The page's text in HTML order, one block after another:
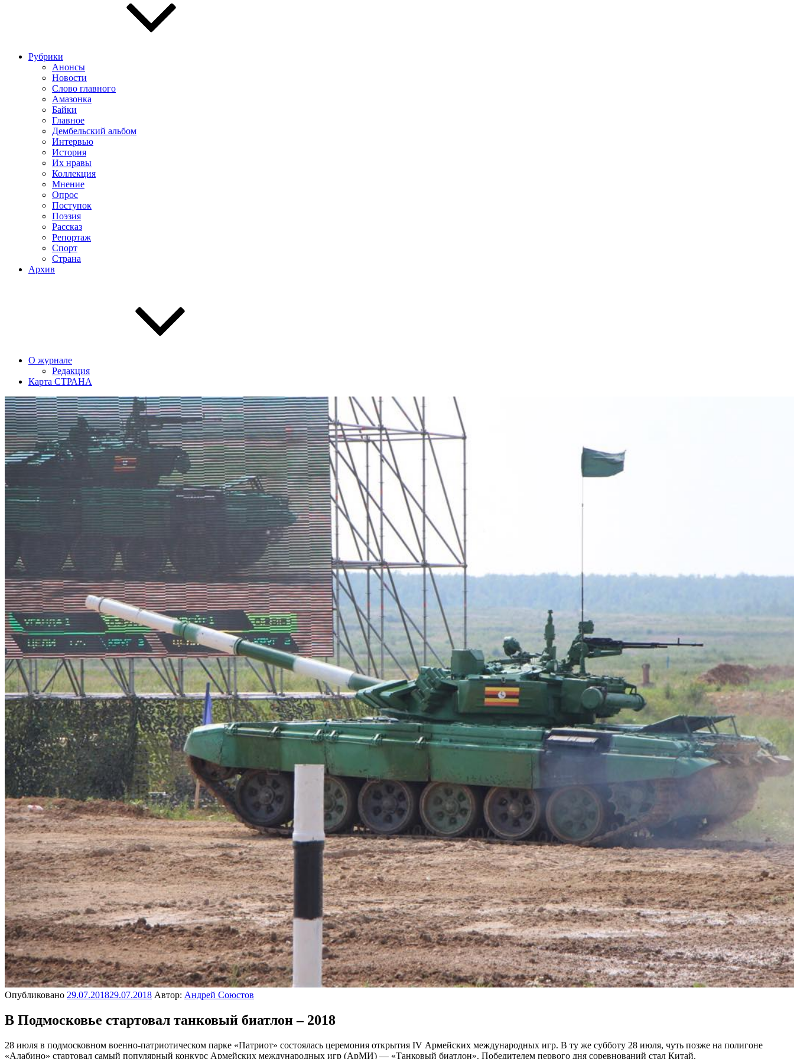
Рубрики
Анонсы
Новости
Слово главного
Амазонка
Байки
Главное
Дембельский альбом
Интервью
История
Их нравы
Коллекция
Мнение
Опрос
Поступок
Поэзия
Рассказ
Репортаж
Спорт
Страна
Архив
О журнале
Редакция
Карта СТРАНА
Опубликовано 29.07.201829.07.2018 Автор: Андрей Союстов
В Подмосковье стартовал танковый биатлон – 2018
28 июля в подмосковном военно-патриотическом парке «Патриот» состоялась церемония открытия IV Армейских международных игр. В ту же субботу 28 июля, чуть позже на полигоне
«Алабино» стартовал самый популярный конкурс Армейских международных игр (АрМИ) — «Танковый биатлон». Победителем первого дня соревнований стал Китай.